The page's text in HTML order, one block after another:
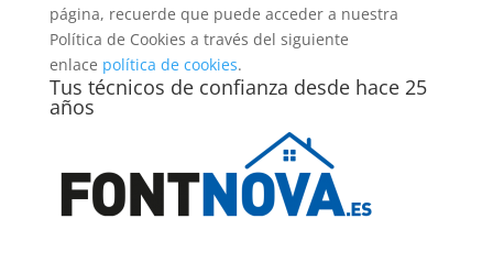
página, recuerde que puede acceder a nuestra
Política de Cookies a través del siguiente
enlace política de cookies.
Tus técnicos de confianza desde hace 25
años